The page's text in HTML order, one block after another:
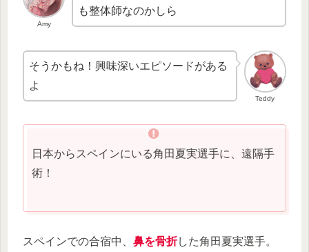
Amy
も整体師なのかしら
Teddy
そうかもね！興味深いエピソードがある
よ
日本からスペインにいる角田夏実選手に、遠隔手
術！
スペインでの合宿中、 鼻を骨折した角田夏実選手。